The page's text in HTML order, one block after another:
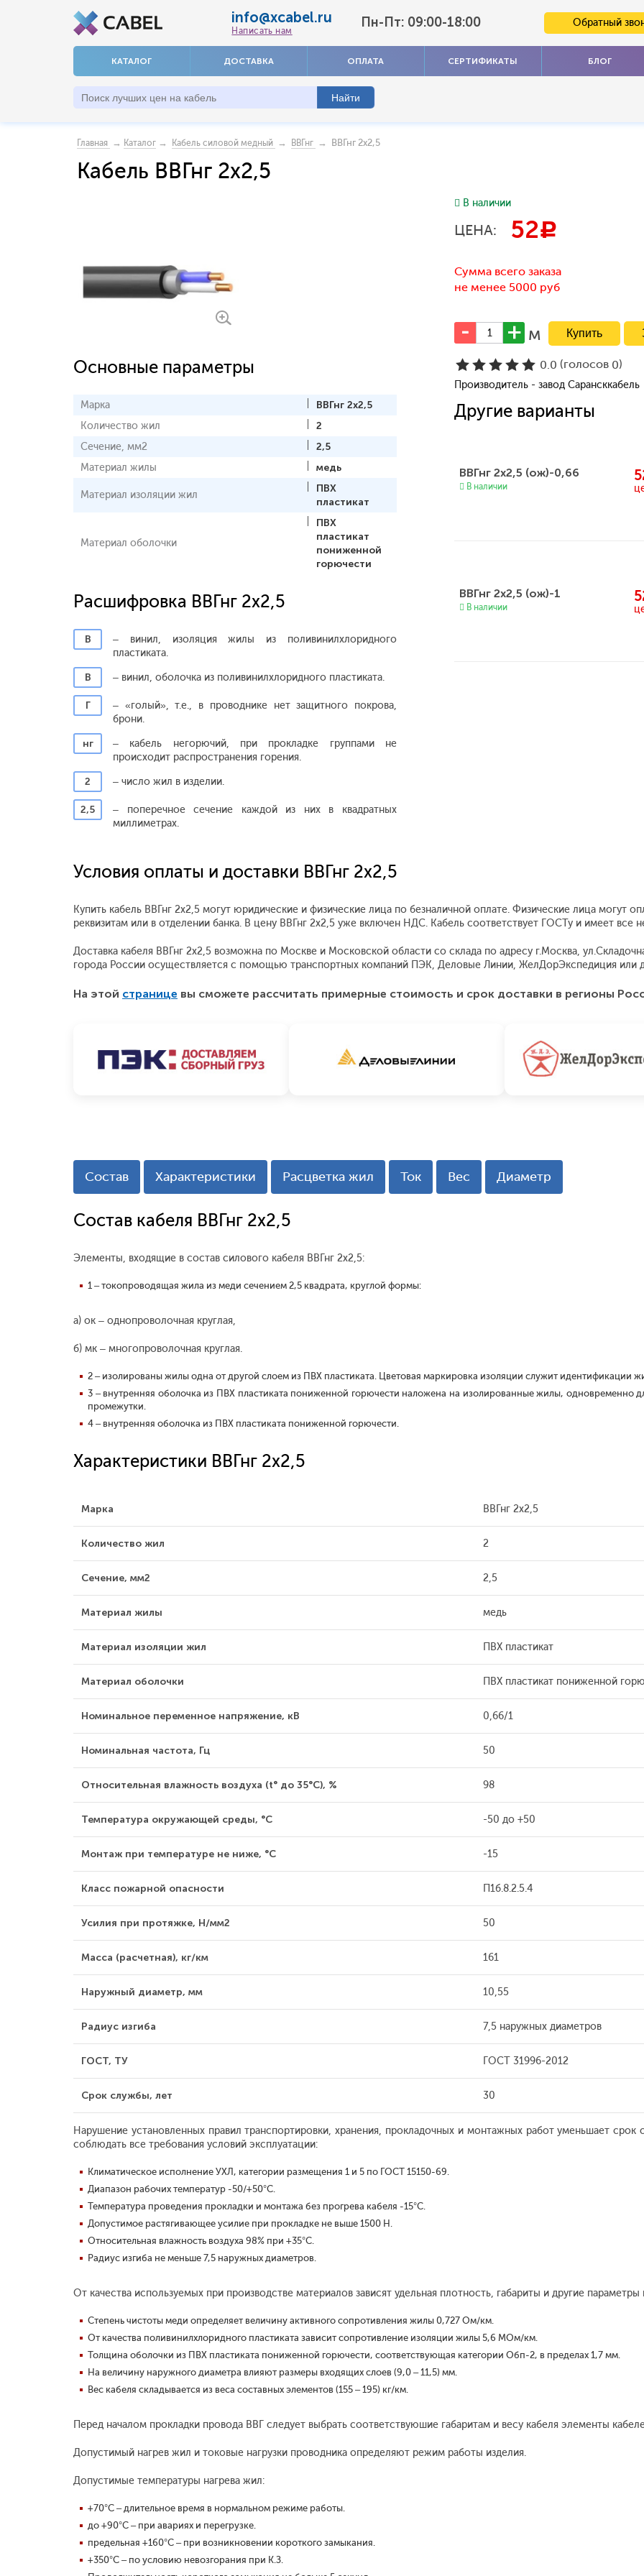
info@xcabel.ru
Написать нам
Пн-Пт: 09:00-18:00 Обратный
КАТАЛОГ ДОСТАВКА ОПЛАТА СЕРТИФИКАТЫ БЛОГ
Главная → Каталог → Кабель силовой медный → ВВГнг → ВВГнг 2х2,5
Кабель ВВГнг 2х2,5
Основные параметры
Марка
ВВГнг 2х2,5
Количество жил
2
Сечение, мм2
2,5
Материал жилы
медь
Материал изоляции жил
ПВХ
пластикат
Материал оболочки
ПВХ
пластикат
пониженной
горючести
Расшифровка ВВГнг 2х2,5
В
– винил, изоляция жилы из поливинилхлоридного
пластиката.
В
– винил, оболочка из поливинилхлоридного пластиката.
Г
– «голый», т.е., в проводнике нет защитного покрова,
брони.
нг
– кабель негорючий, при прокладке группами не
происходит распространения горения.
2
– число жил в изделии.
2,5
– поперечное сечение каждой из них в квадратных
миллиметрах.
В наличии
ЦЕНА: 52c
Сумма всего заказа
не менее 5000 руб
м
0.0 (голосов 0)
Производитель - завод Сарансккабель
Другие варианты
ВВГнг 2х2,5 (ож)-0,66
В наличии
ВВГнг 2х2,5 (ож)-1
В наличии
Условия оплаты и доставки ВВГнг 2х2,5
Купить кабель ВВГнг 2х2,5 могут юридические и физические лица по безналичной оплате. Физические лица могут
реквизитам или в отделении банка. В цену ВВГнг 2х2,5 уже включен НДС. Кабель соответствует ГОСТу и имеет все
Доставка кабеля ВВГнг 2х2,5 возможна по Москве и Московской области со склада по адресу г.Москва,
города России осуществляется с помощью транспортных компаний ПЭК, Деловые Линии, ЖелДорЭкспедиция или
На этой странице вы сможете рассчитать примерные стоимость и срок доставки в регионы
Состав Характеристики Расцветка жил Ток Вес Диаметр
Состав кабеля ВВГнг 2х2,5
Элементы, входящие в состав силового кабеля ВВГнг 2х2,5:
1 – токопроводящая жила из меди сечением 2,5 квадрата, круглой формы:
а) ок – однопроволочная круглая,
б) мк – многопроволочная круглая.
2 – изолированы жилы одна от другой слоем из ПВХ пластиката. Цветовая маркировка изоляции служит идентификации
3 – внутренняя оболочка из ПВХ пластиката пониженной горючести наложена на изолированные жилы, одновременно
промежутки.
4 – внутренняя оболочка из ПВХ пластиката пониженной горючести.
Характеристики ВВГнг 2х2,5
Марка ВВГнг 2х2,5
Количество жил 2
Сечение, мм2 2,5
Материал жилы медь
Материал изоляции жил ПВХ пластикат
Материал оболочки ПВХ пластикат пониженной
Номинальное переменное напряжение, кВ 0,66/1
Номинальная частота, Гц 50
Относительная влажность воздуха (t° до 35°С), % 98
Температура окружающей среды, °С -50 до +50
Монтаж при температуре не ниже, °С -15
Класс пожарной опасности П1б.8.2.5.4
Усилия при протяжке, Н/мм2 50
Масса (расчетная), кг/км 161
Наружный диаметр, мм 10,55
Радиус изгиба 7,5 наружных диаметров
ГОСТ, ТУ ГОСТ 31996-2012
Срок службы, лет 30
Нарушение установленных правил транспортировки, хранения, прокладочных и монтажных работ уменьшает
соблюдать все требования условий эксплуатации:
Климатическое исполнение УХЛ, категории размещения 1 и 5 по ГОСТ 15150-69.
Диапазон рабочих температур -50/+50°С.
Температура проведения прокладки и монтажа без прогрева кабеля -15°С.
Допустимое растягивающее усилие при прокладке не выше 1500 Н.
Относительная влажность воздуха 98% при +35°С.
Радиус изгиба не меньше 7,5 наружных диаметров.
От качества используемых при производстве материалов зависят удельная плотность, габариты и другие параметры
Степень чистоты меди определяет величину активного сопротивления жилы 0,727 Ом/км.
От качества поливинилхлоридного пластиката зависит сопротивление изоляции жилы 5,6 МОм/км.
Толщина оболочки из ПВХ пластиката пониженной горючести, соответствующая категории Обп-2, в пределах 1,7 мм.
На величину наружного диаметра влияют размеры входящих слоев (9,0 – 11,5) мм.
Вес кабеля складывается из веса составных элементов (155 – 195) кг/км.
Перед началом прокладки провода ВВГ следует выбрать соответствуюшие габаритам и весу кабеля элементы
Допустимый нагрев жил и токовые нагрузки проводника определяют режим работы изделия.
Допустимые температуры нагрева жил:
+70°С – длительное время в нормальном режиме работы.
до +90°С – при авариях и перегрузке.
предельная +160°С – при возникновении короткого замыкания.
+350°С – по условию невозгорания при К.З.